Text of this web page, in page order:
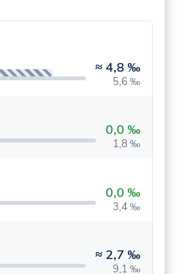
≈4,8 ‰
5,6 ‰
0,0 ‰
1,8 ‰
0,0 ‰
3,4 ‰
≈ 2,7 ‰
9,1 ‰